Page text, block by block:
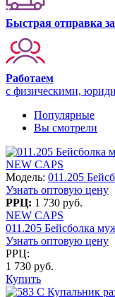
Быстрая отправка
Работаем
с физическими,
Популярные
Вы смотрели
NEW CAPS
Модель: 011.205
Узнать оптовую цену
РРЦ: 1 730 руб.
NEW CAPS
011.205 Бейсболка
Узнать оптовую цену
РРЦ:
1 730 руб.
Купить